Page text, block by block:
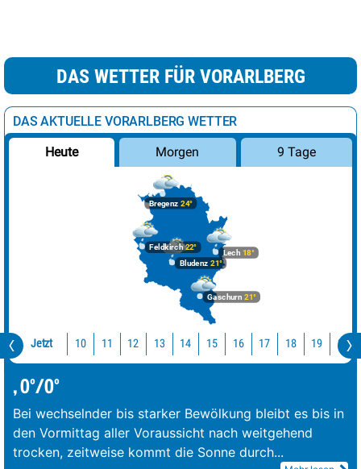
DAS WETTER FÜR VORARLBERG
DAS AKTUELLE VORARLBERG WETTER
Heute Morgen 9 Tage
Bregenz 24°
Lech 18°
Bludenz 21°
Feldkirch22°
Gaschurn 21°
Jetzt 10 11 12 13 14 15 16 17 18 19 20
, 0°/0°
Bei wechselnder bis starker Bewölkung bleibt es bis in
den Vormittag aller Voraussicht nach weitgehend
trocken, zeitweise kommt die Sonne durch...